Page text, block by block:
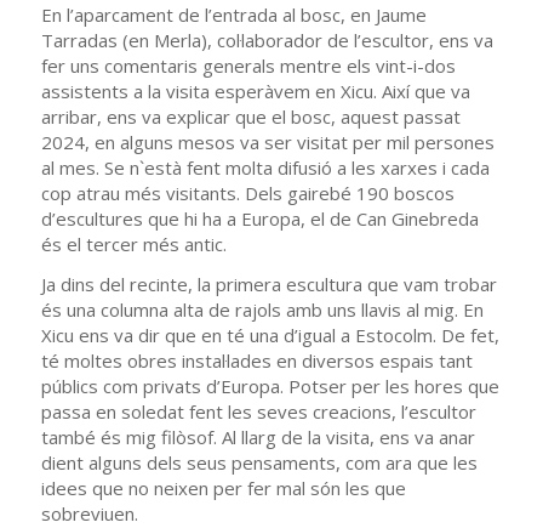
En l’aparcament de l’entrada al bosc, en Jaume
Tarradas (en Merla), col·laborador de l’escultor, ens va
fer uns comentaris generals mentre els vint-i-dos
assistents a la visita esperàvem en Xicu. Així que va
arribar, ens va explicar que el bosc, aquest passat
2024, en alguns mesos va ser visitat per mil persones
al mes. Se n`està fent molta difusió a les xarxes i cada
cop atrau més visitants. Dels gairebé 190 boscos
d’escultures que hi ha a Europa, el de Can Ginebreda
és el tercer més antic.
Ja dins del recinte, la primera escultura que vam trobar
és una columna alta de rajols amb uns llavis al mig. En
Xicu ens va dir que en té una d’igual a Estocolm. De fet,
té moltes obres instal·lades en diversos espais tant
públics com privats d’Europa. Potser per les hores que
passa en soledat fent les seves creacions, l’escultor
també és mig filòsof. Al llarg de la visita, ens va anar
dient alguns dels seus pensaments, com ara que les
idees que no neixen per fer mal són les que
sobreviuen.